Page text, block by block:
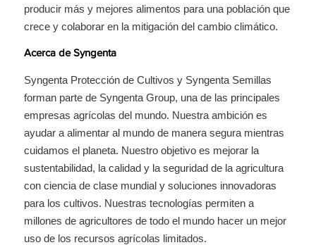
producir más y mejores alimentos para una población que
crece y colaborar en la mitigación del cambio climático.
Acerca de Syngenta
Syngenta Protección de Cultivos y Syngenta Semillas
forman parte de Syngenta Group, una de las principales
empresas agrícolas del mundo. Nuestra ambición es
ayudar a alimentar al mundo de manera segura mientras
cuidamos el planeta. Nuestro objetivo es mejorar la
sustentabilidad, la calidad y la seguridad de la agricultura
con ciencia de clase mundial y soluciones innovadoras
para los cultivos. Nuestras tecnologías permiten a
millones de agricultores de todo el mundo hacer un mejor
uso de los recursos agrícolas limitados.